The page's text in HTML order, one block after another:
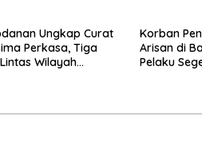
Ungkap Curat
Perkasa, Tiga
Wilayah
Korban
Arisan di
Pelaku